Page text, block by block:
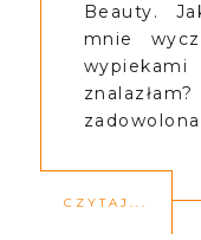
Beauty.
mnie
CZYTAJ...